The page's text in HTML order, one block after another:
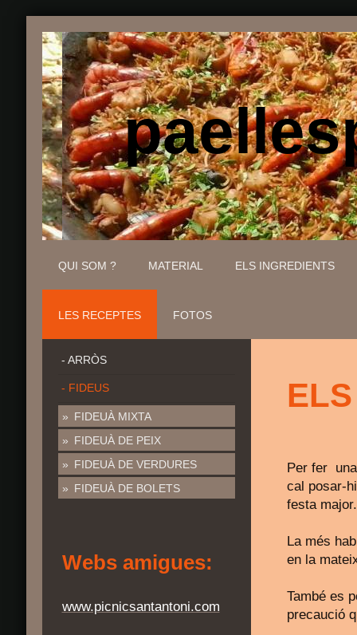
QUI SOM ? MATERIAL ELS INGREDIENTS
LES RECEPTES FOTOS
Per fer
cal posar-
festa major.
La més
en la
També es
precaució
- ARRÒS
- FIDEUS
FIDEUÀ MIXTA
FIDEUÀ DE PEIX
FIDEUÀ DE VERDURES
FIDEUÀ DE BOLETS
Webs amigues:
www.picnicsantantoni.com